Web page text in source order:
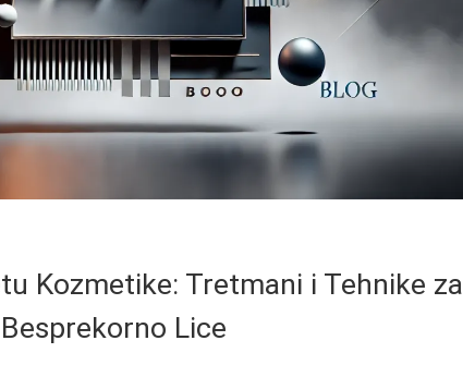
Kozmetike: Tretmani i Tehnike za
Besprekorno Lice